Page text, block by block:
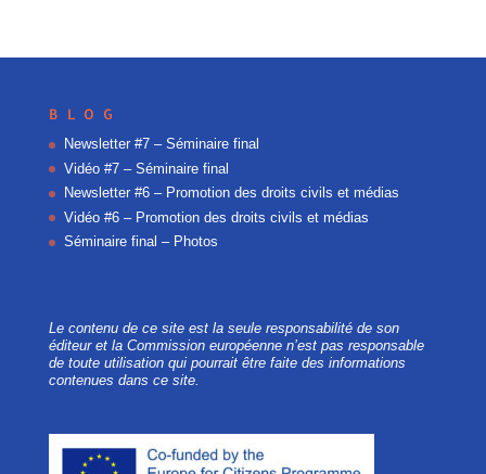
BLOG
Newsletter #7 – Séminaire final
Vidéo #7 – Séminaire final
Newsletter #6 – Promotion des droits civils et médias
Vidéo #6 – Promotion des droits civils et médias
Séminaire final – Photos
Le contenu de ce site est la seule responsabilité de son
éditeur et la Commission européenne n’est pas responsable
de toute utilisation qui pourrait être faite des informations
contenues dans ce site.